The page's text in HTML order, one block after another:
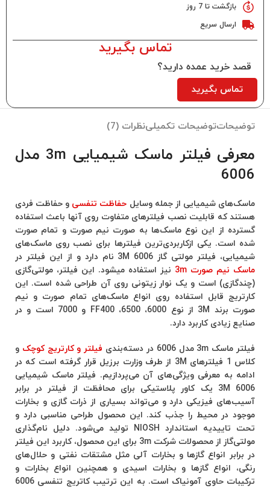
بازگشت تا 7 روز
ارسال سریع
تماس بگیرید
قصد خرید عمده دارید؟
تماس بگیرید
توضیحاتتوضیحات تکمیلینظرات (7)
معرفی فیلتر ماسک شیمیایی 3m مدل
6006
ماسک‌های شیمیایی از جمله وسایل حفاظت تنفسی و حفاظت فردی
هستند که قابلیت نصب فیلتر‌های متفاوت روی آنها باعث استفاده
گسترده از این نوع ماسک‌ها به صورت نیم صورت و تمام صورت
شده است. یکی ازکاربردی‌ترین فیلتر‌ها برای نصب روی ماسک‌های
شیمیایی، فیلتر مولتی گاز 6006 3M نام دارد و از این فیلتر در
ماسک نیم صورت 3m
نیز استفاده میشود. این فیلتر، مولتی‌گازی
(چندگازی) است و یک نوار زیتونی روی آن طراحی شده است. این
کارتریج قابل استفاده روی انواع ماسک‌های تمام صورت و نیم
صورت برند 3M از نوع 6000، 6500، FF400 و 7000 است و در
صنایع زیادی کاربرد دارد.
فیلتر ماسک 3m مدل 6006 در دسته‌بندی فیلتر و کارتریج کوچک و
کلاس 1 فیلتر‌های 3M از طرف وزارت برزیل قرار گرفته است که در
ادامه به معرفی ویژگی‌های آن می‌پردازیم. فیلتر ماسک شیمیایی
6006 3M یک کاور پلاستیکی برای محافظت از فیلتر در برابر
آسیب‌های فیزیکی دارد و می‌تواند بسیاری از ذرات گازی و بخارات
موجود در محیط را جذب کند. این محصول طراحی مناسبی دارد و
تحت تاییدیه استاندارد NIOSH تولید می‌شود. دلیل نام‌گذاری
مولتی‌گاز از محصولات شرکت 3m برای این محصول، کاربرد این فیلتر
در برابر انواع گازها و بخارات آلی مثل مشتقات نفتی و حلال‌های
رنگی، انواع گازها و بخارات اسیدی و همچنین انواع بخارات و
ترکیبات حاوی آمونیاک است. به این ترتیب کاتریج تنفسی 6006